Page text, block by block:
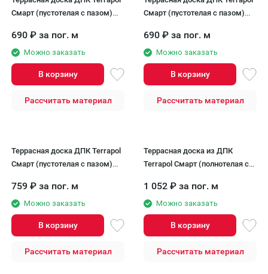
Смарт (пустотелая с пазом)
690 ₽ за пог. м
Можно заказать
В корзину
Рассчитать материал
Смарт (пустотелая с пазом)
690 ₽ за пог. м
Можно заказать
В корзину
Рассчитать материал
Террасная доска ДПК Terrapol
Смарт (пустотелая с пазом)
759 ₽ за пог. м
Можно заказать
В корзину
Рассчитать материал
Террасная доска из ДПК
Terrapol Смарт (полнотелая с
1 052 ₽ за пог. м
Можно заказать
В корзину
Рассчитать материал